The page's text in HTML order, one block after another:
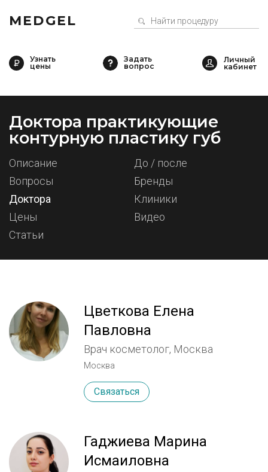
MEDGEL
Узнать
цены
Задать
вопрос
Доктора практикующие
контурную пластику губ
Описание
До / после
Вопросы
Бренды
Доктора
Клиники
Цены
Видео
Статьи
Цветкова Елена
Павловна
Врач косметолог, Москва
Москва
Связаться
Гаджиева Марина
Исмаиловна